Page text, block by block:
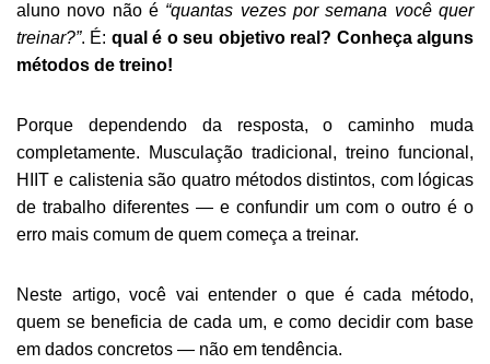
aluno novo não é “quantas vezes por semana você quer
treinar?”. É: qual é o seu objetivo real? Conheça alguns
métodos de treino!
Porque dependendo da resposta, o caminho muda
completamente. Musculação tradicional, treino funcional,
HIIT e calistenia são quatro métodos distintos, com lógicas
de trabalho diferentes — e confundir um com o outro é o
erro mais comum de quem começa a treinar.
Neste artigo, você vai entender o que é cada método,
quem se beneficia de cada um, e como decidir com base
em dados concretos — não em tendência.